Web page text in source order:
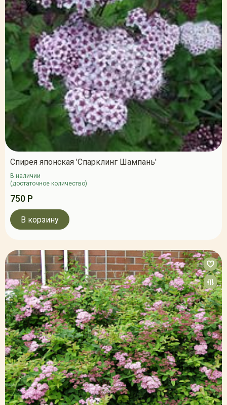
Спирея японская 'Спарклинг Шампань'
В наличии
(достаточное количество)
750 Р
В корзину